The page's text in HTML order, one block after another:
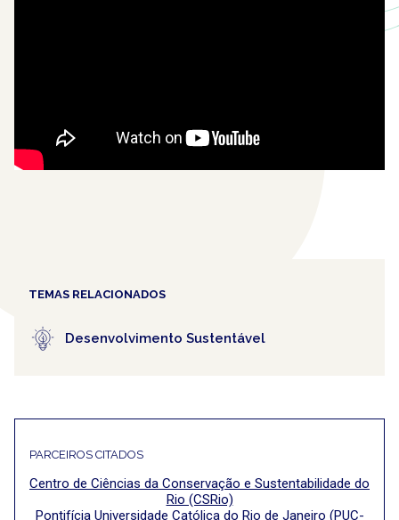
TEMAS RELACIONADOS
Desenvolvimento Sustentável
PARCEIROS CITADOS
Centro de Ciências da Conservação e Sustentabilidade do
Rio (CSRio)
Pontifícia Universidade Católica do Rio de Janeiro (PUC-